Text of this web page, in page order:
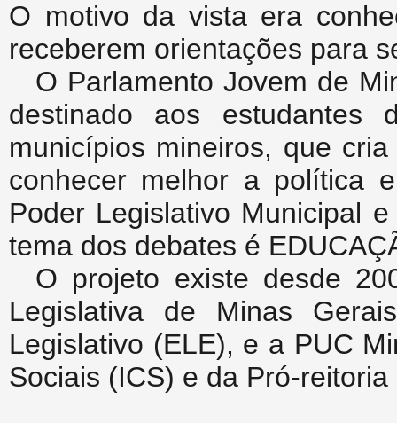
O motivo da vista era
receberem orientações para
O Parlamento Jovem de
destinado aos
municípios mineiros, que
conhecer melhor a política
Poder Legislativo Municipal
tema dos debates é
O projeto existe desde
Legislativa de Minas
Legislativo (ELE), e a PUC
Sociais (ICS) e da Pró-